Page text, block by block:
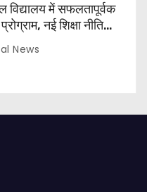
विद्यालय में सफलतापूर्वक
नई शिक्षा नीति
मार्गदर्शन
News